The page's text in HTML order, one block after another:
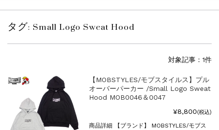
タグ:Small Logo Sweat Hood
対象記事：1件
【MOBSTYLES/モブスタイルス】プル
オーバーパーカー /Small Logo Sweat
Hood MOB0046＆0047
¥8,800(税込)
商品詳細 【ブランド】 MOBSTYLES/モブス